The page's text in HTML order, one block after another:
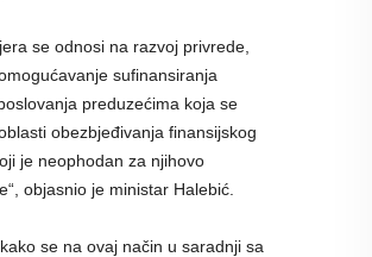
se odnosi na razvoj privrede,
sufinansiranja
preduzećima koja se
obezbjeđivanja finansijskog
je neophodan za njihovo
objasnio je ministar Halebić.
se na ovaj način u saradnji sa